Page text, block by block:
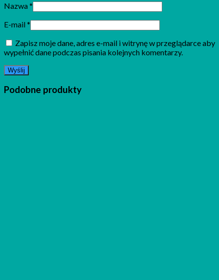
Nazwa*
E-mail*
Zapisz moje dane, adres e-mail i witrynę w przeglądarce aby
wypełnić dane podczas pisania kolejnych komentarzy.
Podobne produkty